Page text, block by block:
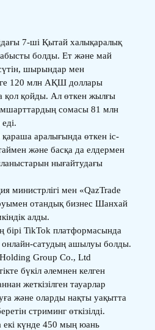
7-ші Қытай халықаралық
болды. Ет және май
шырындар мен
120 млн АҚШ доллары
қол қойды. Ал өткен жылғы
сомасы 81 млн
аралығында өткен іс-
және басқа да елдермен
нығайтудағы
министрлігі мен «QazTrade
отандық бизнес Шанхай
алды.
бірі TikTok платформасында
онлайн-сатудың ашылуы болды.
Group Co., Ltd
бүкіл әлемнен келген
жеткізілген тауарлар
және оларды нақты уақытта
стриминг өткізілді.
күнде 450 мың юань